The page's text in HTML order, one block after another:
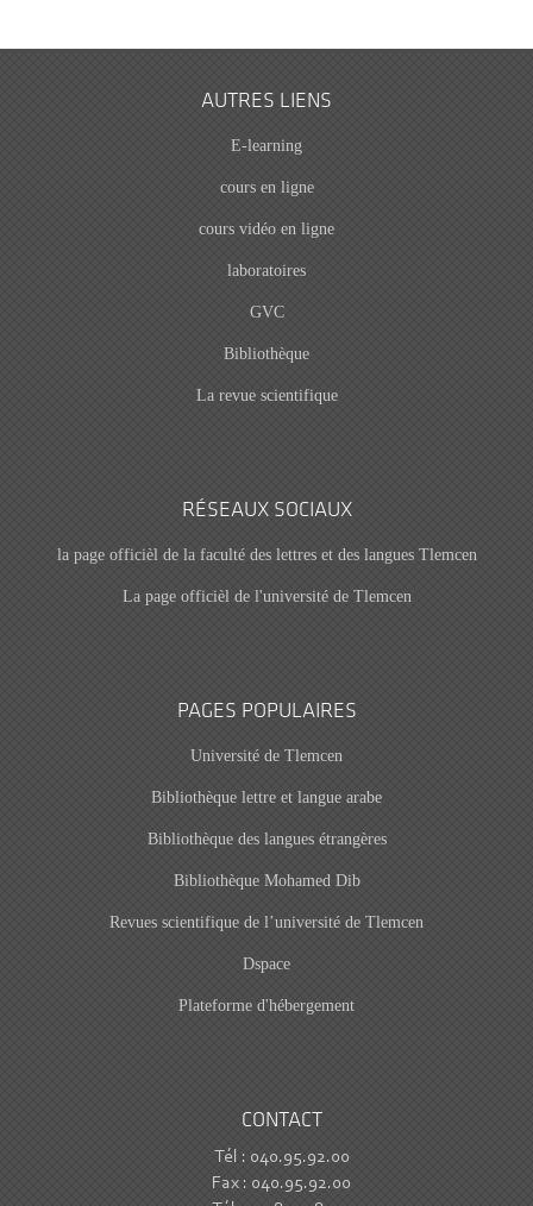
AUTRES LIENS
E-learning
cours en ligne
cours vidéo en ligne
laboratoires
GVC
Bibliothèque
La revue scientifique
RÉSEAUX SOCIAUX
la page officièl de la faculté des lettres et des langues Tlemcen
La page officièl de l'université de Tlemcen
PAGES POPULAIRES
Université de Tlemcen
Bibliothèque lettre et langue arabe
Bibliothèque des langues étrangères
Bibliothèque Mohamed Dib
Revues scientifique de l’université de Tlemcen
Dspace
Plateforme d'hébergement
CONTACT
Tél : 040.95.92.00
Fax : 040.95.92.00